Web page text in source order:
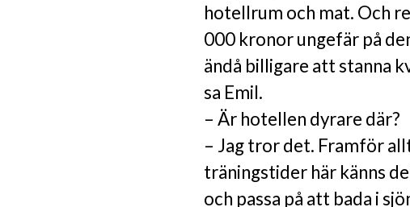
hotellrum och mat. Och
000 kronor ungefär på
ändå billigare att stanna
sa Emil.
– Är hotellen dyrare där?
– Jag tror det. Framför
träningstider här känns
och passa på att bada i